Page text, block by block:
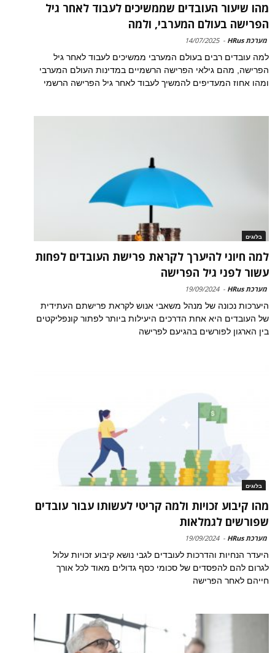
מהו שיעור העובדים שממשיכים לעבוד לאחר גיל
הפרישה בעולם המערבי, ולמה
מערכת HRus -
14/07/2025
למה עובדים רבים בעולם המערבי ממשיכים לעבוד לאחר גיל
הפרישה, מהם גילאי הפרישה הרשמיים במדינות העולם המערבי
ומהו אחוז המעדיפים להמשיך לעבוד לאחר גיל הפרישה הרשמי
בלוגים
למה חיוני להיערך לקראת פרישת העובדים לפחות
עשור לפני גיל הפרישה
מערכת HRus -
19/09/2024
היערכות נכונה של מנהל משאבי אנוש לקראת פרישתם העתידית
של העובדים היא אחת הדרכים היעילות ביותר לפתור קונפליקטים
בין הארגון לפורשים בהגיעם לפרישה
בלוגים
מהו קיבוע זכויות ולמה קריטי לעשותו עבור עובדים
שפורשים לגמלאות
מערכת HRus -
19/09/2024
היעדר הנחיות והדרכות לעובדים לגבי נושא קיבוע זכויות עלול
לגרום להם להפסדים של סכומי כסף גדולים מאוד לכל אורך
חייהם לאחר הפרישה